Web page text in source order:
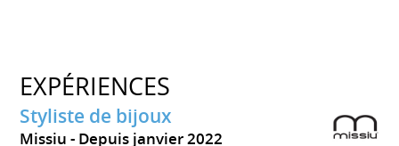
EXPÉRIENCES
Styliste de bijoux
Missiu Depuis janvier 2022